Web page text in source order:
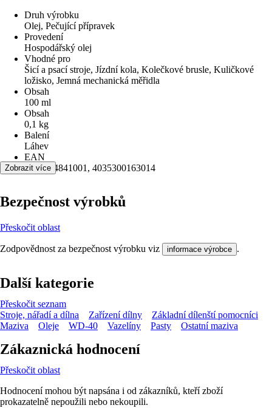
Druh výrobku
Olej, Pečující přípravek
Provedení
Hospodářský olej
Vhodné pro
Šicí a psací stroje, Jízdní kola, Kolečkové brusle, Kuličkové
ložisko, Jemná mechanická měřidla
Obsah
100 ml
Obsah
0,1 kg
Balení
Láhev
EAN
2000914841001, 4035300163014
Zobrazit více
Bezpečnost výrobků
Přeskočit oblast
Zodpovědnost za bezpečnost výrobku viz informace výrobce .
Další kategorie
Přeskočit seznam
Stroje, nářadí a dílna
Zařízení dílny
Základní dílenští pomocníci
Maziva
Oleje WD-40 Vazelíny Pasty Ostatní maziva
Zákaznická hodnocení
Přeskočit oblast
Hodnocení mohou být napsána i od zákazníků, kteří zboží
prokazatelně nepoužili nebo nekoupili.